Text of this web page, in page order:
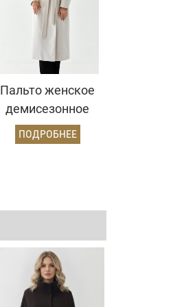
Пальто женское
демисезонное
26102 (бежевый/
ёлочка)
ПОДРОБНЕЕ